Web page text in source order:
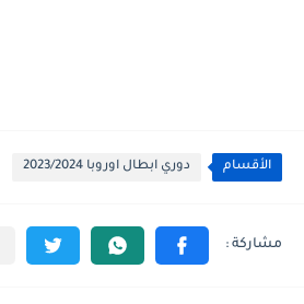
الأقسام دوري ابطال اوروبا 2023/2024